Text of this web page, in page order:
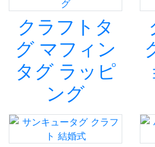
クラフトタ
グ マフィン
タグ ラッピ
ング